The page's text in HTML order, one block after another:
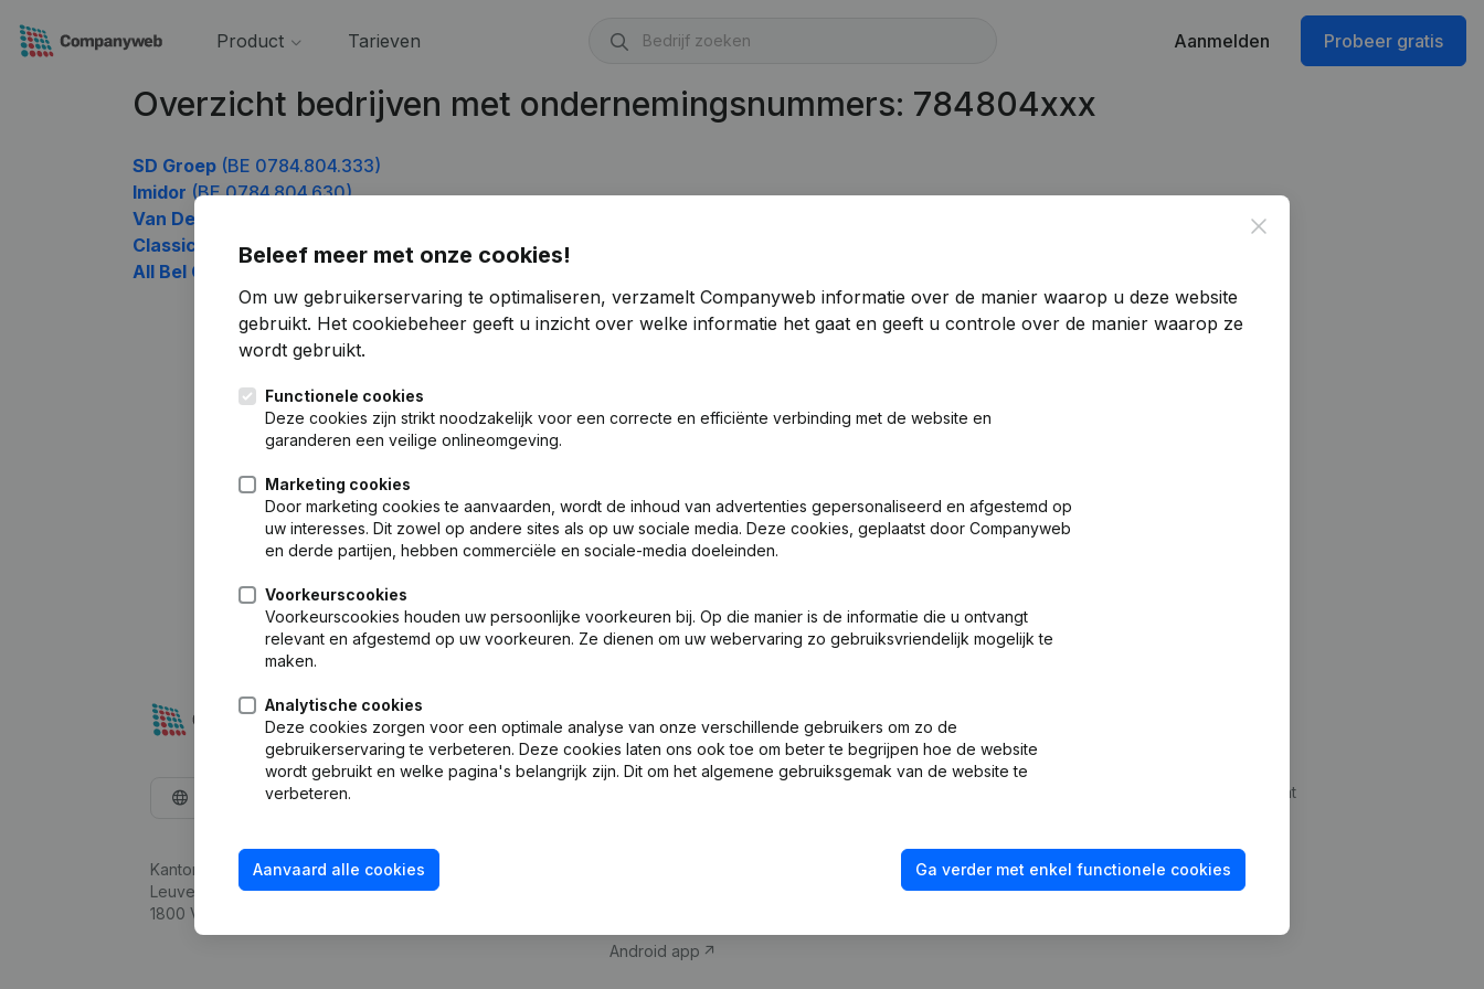
Product Tarieven Aanmelden Probeer gratis
Overzicht bedrijven met ondernemingsnummers: 784804xxx
SD Groep (BE 0784.804.333)
Imidor (BE 0784.804.630)
Van De Veles
Classic Motors (BE 0784.804.828)
All Bel Construct
Close
Beleef meer met onze cookies!
Om uw gebruikerservaring te optimaliseren, verzamelt Companyweb informatie over de manier waarop u deze website
gebruikt. Het cookiebeheer geeft u inzicht over welke informatie het gaat en geeft u controle over de manier waarop ze
wordt gebruikt.
Functionele cookies
Deze cookies zijn strikt noodzakelijk voor een correcte en efficiënte verbinding met de website en
garanderen een veilige onlineomgeving.
Marketing cookies
Door marketing cookies te aanvaarden, wordt de inhoud van advertenties gepersonaliseerd en afgestemd op
uw interesses. Dit zowel op andere sites als op uw sociale media. Deze cookies, geplaatst door Companyweb
en derde partijen, hebben commerciële en sociale-media doeleinden.
Voorkeurscookies
Voorkeurscookies houden uw persoonlijke voorkeuren bij. Op die manier is de informatie die u ontvangt
relevant en afgestemd op uw voorkeuren. Ze dienen om uw webervaring zo gebruiksvriendelijk mogelijk te
maken.
Analytische cookies
Deze cookies zorgen voor een optimale analyse van onze verschillende gebruikers om zo de
gebruikerservaring te verbeteren. Deze cookies laten ons ook toe om beter te begrijpen hoe de website
wordt gebruikt en welke pagina's belangrijk zijn. Dit om het algemene gebruiksgemak van de website te
verbeteren.
Aanvaard alle cookies Ga verder met enkel functionele cookies
Nederlands
Kantorenpark Everest
Leuvensesteenweg 248D,
1800 Vilvoorde
Bedrijfsinformatie
Android app
Compliance & fraudepreventie
Kredietwaardigheid checken
Integraties op maat
Contact